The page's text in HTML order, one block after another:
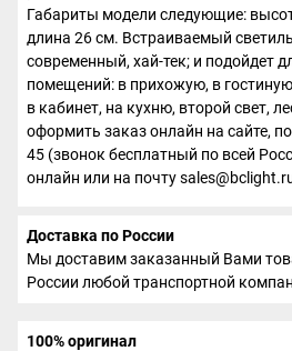
Габариты модели следующие:
длина 26 см. Встраиваемый
современный, хай-тек; и подойдет
помещений: в прихожую, в
в кабинет, на кухню, второй свет,
оформить заказ онлайн на сайте,
45 (звонок бесплатный по всей
онлайн или на почту
Доставка по России
Мы доставим заказанный Вами
России любой транспортной
100% оригинал